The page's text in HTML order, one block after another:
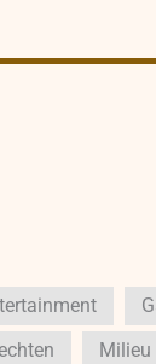
Milieu